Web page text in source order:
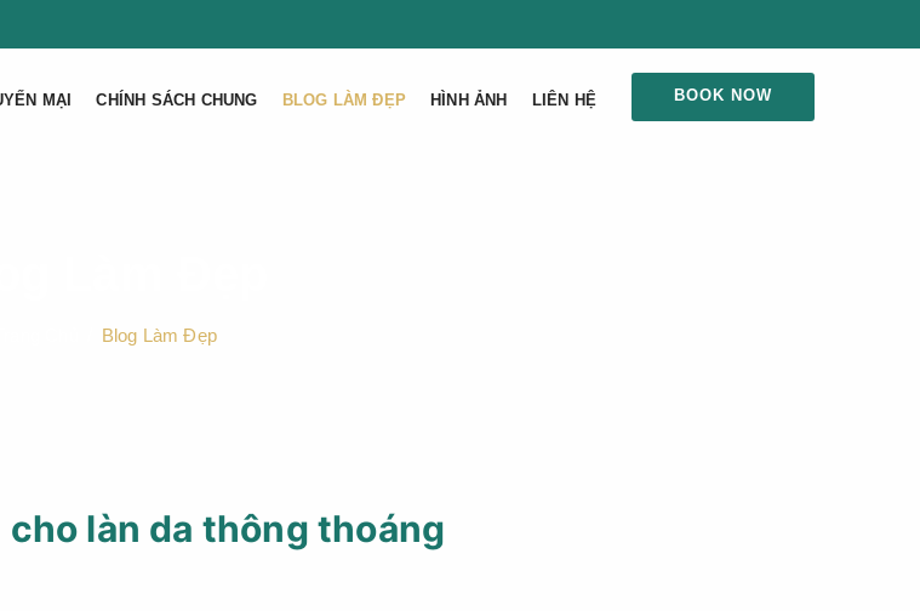
MẠI CHÍNH SÁCH CHUNG BLOG LÀM ĐẸP HÌNH ẢNH LIÊN HỆ BOOK NOW
Blog Làm Đẹp
làn da thông thoáng